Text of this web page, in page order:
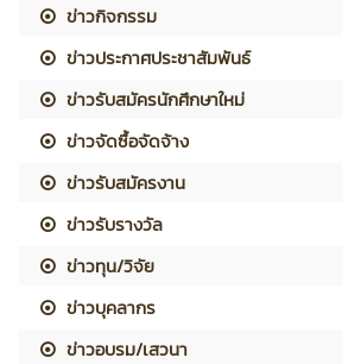
ข่าวกิจกรรม
ข่าวประกาศประชาสัมพันธ์
ข่าวรับสมัครนักศึกษาใหม่
ข่าวจัดซื้อจัดจ้าง
ข่าวรับสมัครงาน
ข่าวรับรางวัล
ข่าวทุน/วิจัย
ข่าวบุคลากร
ข่าวอบรม/เสวนา